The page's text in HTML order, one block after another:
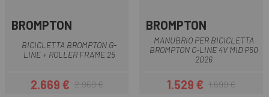
BROMPTON
BICICLETTA BROMPTON G-
LINE + ROLLER FRAME 25
Prezzo
2.669 €Prezzo base
2.969 €
BROMPTON
MANUBRIO PER BICICLETTA
BROMPTON C-LINE 4V MID P50
2026
Prezzo
1.529 €Prezzo base
1.699 €